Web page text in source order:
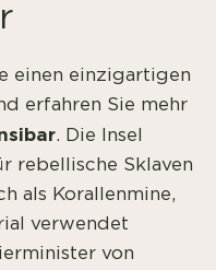
einen einzigartigen
erfahren Sie mehr
. Die Insel
rebellische Sklaven
als Korallenmine,
verwendet
von